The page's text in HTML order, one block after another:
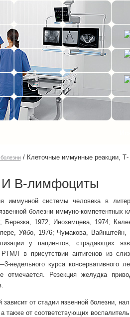
/ Клеточные иммунные реакции,
И В-лимфоциты
иммунной системы человека в
болезни иммуно-компетентных
Березка, 1972; Иноземцева, 1974;
Уйбо, 1976; Чумакова, Вайнштейн,
у пациентов, страдающих
в присутствии антигенов из
недельного курса консервативного
отмечается. Резекция желудка
от стадии язвенной болезни,
также от соответствующих